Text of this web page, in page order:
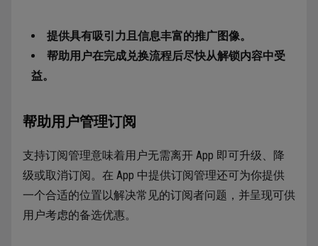
提供具有吸引力且信息丰富的推广图像。
帮助用户在完成兑换流程后尽快从解锁内容中受
益。
帮助用户管理订阅
支持订阅管理意味着用户无需离开 App 即可升级、降
级或取消订阅。在 App 中提供订阅管理还可为你提供
一个合适的位置以解决常见的订阅者问题，并呈现可供
用户考虑的备选优惠。